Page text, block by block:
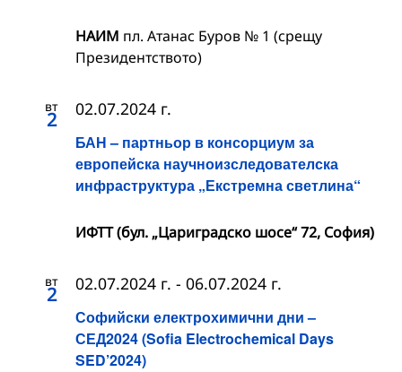
НАИМ пл. Атанас Буров № 1 (срещу
Президентството)
вт
2
БАН – партньор в консорциум за
европейска научноизследователска
инфраструктура „Екстремна светлина“
02.07.2024 г.
ИФТТ (бул. „Цариградско шосе“ 72, София)
вт
2
Софийски електрохимични дни –
СЕД2024 (Sofia Electrochemical Days
SED’2024)
02.07.2024 г. - 06.07.2024 г.